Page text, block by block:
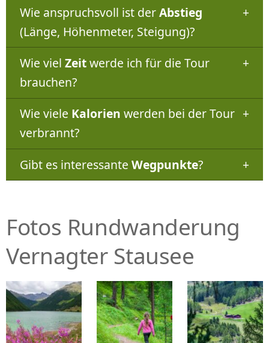
Wie anspruchsvoll ist derAbstieg
(Länge, Höhenmeter, Steigung)?
Wie viel Zeitwerde ich für die Tour
brauchen?
Wie viele Kalorien werden bei der Tour
verbrannt?
Gibt es interessante Wegpunkte?
Fotos Rundwanderung
Vernagter Stausee